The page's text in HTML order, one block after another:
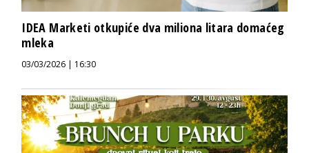
IDEA Marketi otkupiće dva miliona litara domaćeg
mleka
03/03/2026 | 16:30